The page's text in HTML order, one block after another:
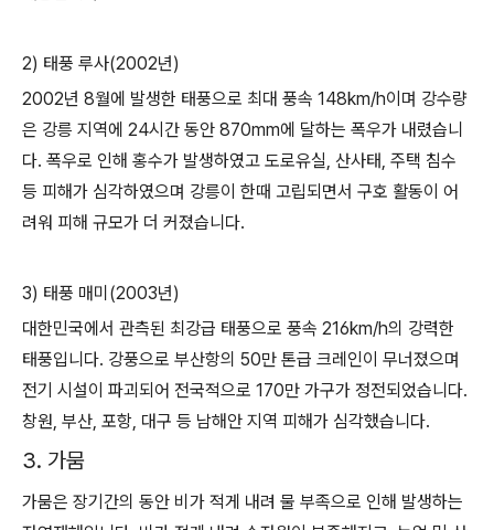
2) 태풍 루사(2002년)
2002년 8월에 발생한 태풍으로 최대 풍속 148km/h이며 강수량
은 강릉 지역에 24시간 동안 870mm에 달하는 폭우가 내렸습니
다. 폭우로 인해 홍수가 발생하였고 도로유실, 산사태, 주택 침수
등 피해가 심각하였으며 강릉이 한때 고립되면서 구호 활동이 어
려워 피해 규모가 더 커졌습니다.
3) 태풍 매미(2003년)
대한민국에서 관측된 최강급 태풍으로 풍속 216km/h의 강력한
태풍입니다. 강풍으로 부산항의 50만 톤급 크레인이 무너졌으며
전기 시설이 파괴되어 전국적으로 170만 가구가 정전되었습니다.
창원, 부산, 포항, 대구 등 남해안 지역 피해가 심각했습니다.
3. 가뭄
가뭄은 장기간의 동안 비가 적게 내려 물 부족으로 인해 발생하는